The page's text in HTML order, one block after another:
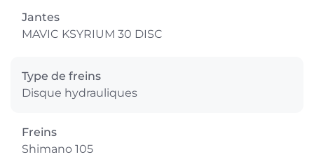
Jantes
MAVIC KSYRIUM 30 DISC
Type de freins
Disque hydrauliques
Freins
Shimano 105